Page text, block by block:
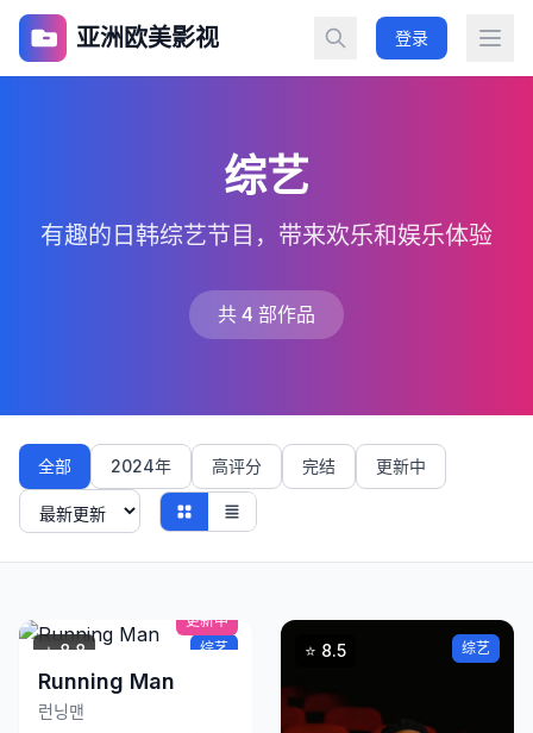
亚洲欧美影视 登录
综艺
有趣的日韩综艺节目，带来欢乐和娱乐体验
共 4 部作品
全部 2024年 高评分 完结 更新中
立
⭐ 8.8 综艺
更新中
Running Man
런닝맨
⭐ 8.5 综艺